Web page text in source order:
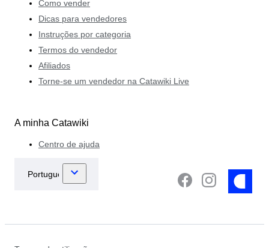
Como vender
Dicas para vendedores
Instruções por categoria
Termos do vendedor
Afiliados
Torne-se um vendedor na Catawiki Live
A minha Catawiki
Centro de ajuda